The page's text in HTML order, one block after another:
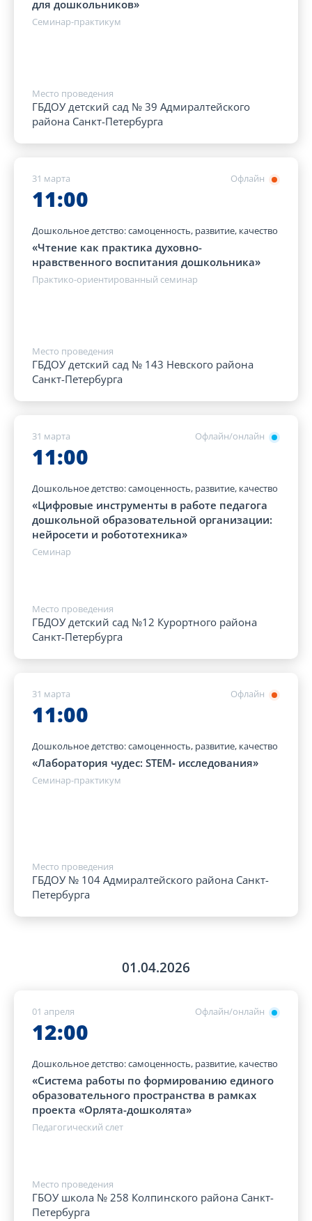
для дошкольников»
Семинар-практикум
Место проведения
ГБДОУ детский сад № 39 Адмиралтейского
района Санкт-Петербурга
Офлайн
31 марта
11:00
Дошкольное детство: самоценность, развитие, качество
«Чтение как практика духовно-
нравственного воспитания дошкольника»
Практико-ориентированный семинар
Место проведения
ГБДОУ детский сад № 143 Невского района
Санкт-Петербурга
Офлайн/онлайн
31 марта
11:00
Дошкольное детство: самоценность, развитие, качество
«Цифровые инструменты в работе педагога
дошкольной образовательной организации:
нейросети и робототехника»
Семинар
Место проведения
ГБДОУ детский сад №12 Курортного района
Санкт-Петербурга
Офлайн
31 марта
11:00
Дошкольное детство: самоценность, развитие, качество
«Лаборатория чудес: STEM‑ исследования»
Семинар-практикум
Место проведения
ГБДОУ № 104 Адмиралтейского района Санкт-
Петербурга
01.04.2026
Офлайн/онлайн
01 апреля
12:00
Дошкольное детство: самоценность, развитие, качество
«Система работы по формированию единого
образовательного пространства в рамках
проекта «Орлята-дошколята»
Педагогический слет
Место проведения
ГБОУ школа № 258 Колпинского района Санкт-
Петербурга